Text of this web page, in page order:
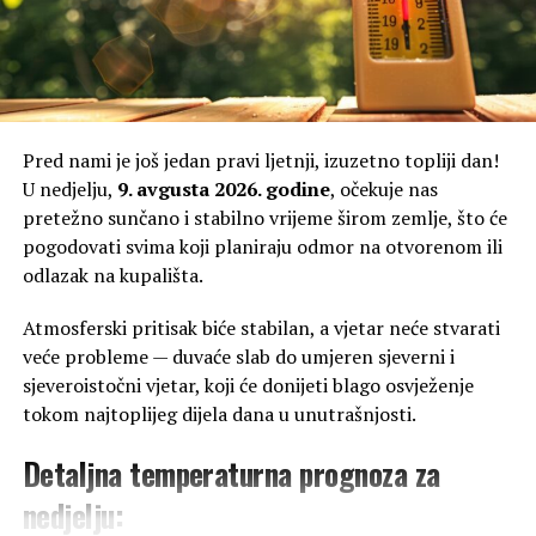
Pred nami je još jedan pravi ljetnji, izuzetno topliji dan!
U nedjelju, 9. avgusta 2026. godine, očekuje nas
pretežno sunčano i stabilno vrijeme širom zemlje, što će
pogodovati svima koji planiraju odmor na otvorenom ili
odlazak na kupališta.
Atmosferski pritisak biće stabilan, a vjetar neće stvarati
veće probleme — duvaće slab do umjeren sjeverni i
sjeveroistočni vjetar, koji će donijeti blago osvježenje
tokom najtoplijeg dijela dana u unutrašnjosti.
Detaljna temperaturna prognoza za
nedjelju: